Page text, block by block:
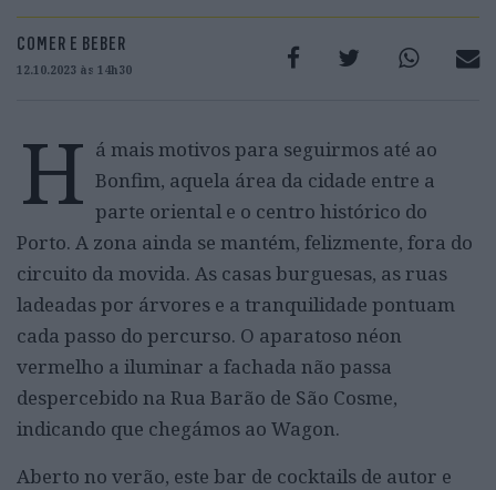
COMER E BEBER
12.10.2023 às 14h30
H á mais motivos para seguirmos até ao
Bonfim, aquela área da cidade entre a
parte oriental e o centro histórico do
Porto. A zona ainda se mantém, felizmente, fora do
circuito da movida. As casas burguesas, as ruas
ladeadas por árvores e a tranquilidade pontuam
cada passo do percurso. O aparatoso néon
vermelho a iluminar a fachada não passa
despercebido na Rua Barão de São Cosme,
indicando que chegámos ao Wagon.
Aberto no verão, este bar de cocktails de autor e